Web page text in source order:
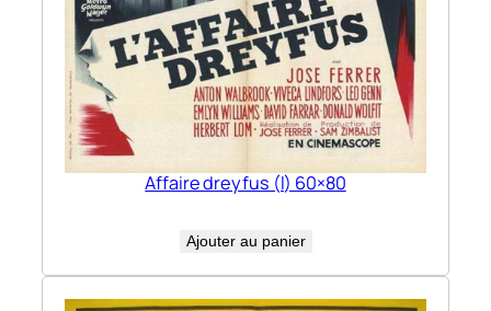
Affaire dreyfus (l) 60×80
Ajouter au panier